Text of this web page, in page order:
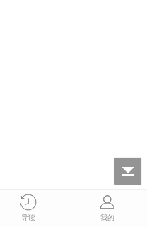
导读 我的